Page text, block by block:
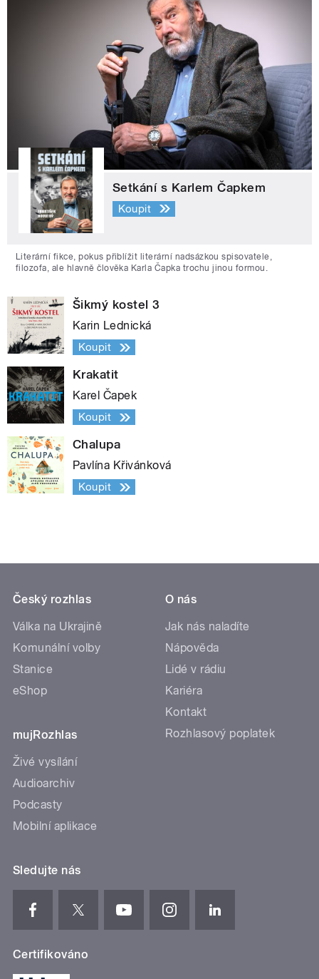
Setkání s Karlem Čapkem
Koupit
Literární fikce, pokus přiblížit literární nadsázkou spisovatele,
filozofa, ale hlavně člověka Karla Čapka trochu jinou formou.
Šikmý kostel 3
Karin Lednická
Koupit
Krakatit
Karel Čapek
Koupit
Chalupa
Pavlína Křivánková
Koupit
Český rozhlas
Válka na Ukrajině
Komunální volby
Stanice
eShop
mujRozhlas
Živé vysílání
Audioarchiv
Podcasty
Mobilní aplikace
O nás
Jak nás naladíte
Nápověda
Lidé v rádiu
Kariéra
Kontakt
Rozhlasový poplatek
Sledujte nás
Certifikováno